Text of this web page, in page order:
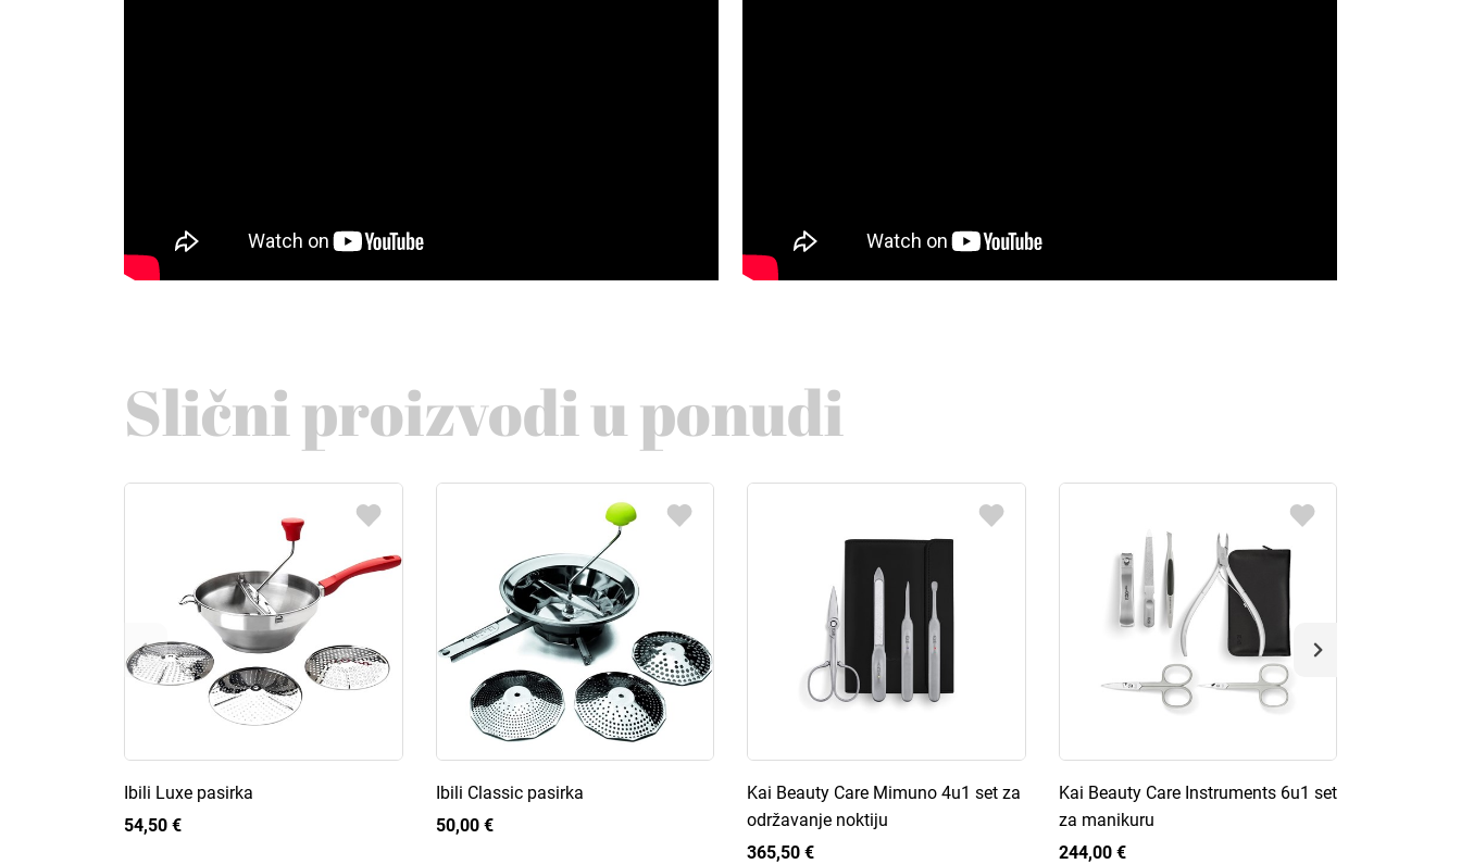
Slični proizvodi u ponudi
Ibili Luxe pasirka
54,50 €
Ibili Classic pasirka
50,00 €
Kai Beauty Care Mimuno 4u1 set za
održavanje noktiju
365,50 €
Kai Beauty Care Instruments 6u1 set
za manikuru
244,00 €